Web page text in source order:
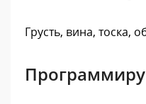
Грусть, вина, тоска,